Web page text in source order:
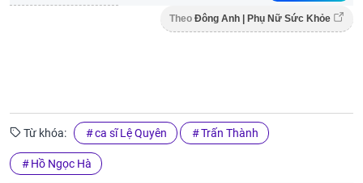
Theo Đông Anh | Phụ Nữ Sức Khỏe
Từ khóa: ca sĩ Lệ Quyên Trấn Thành
Hồ Ngọc Hà